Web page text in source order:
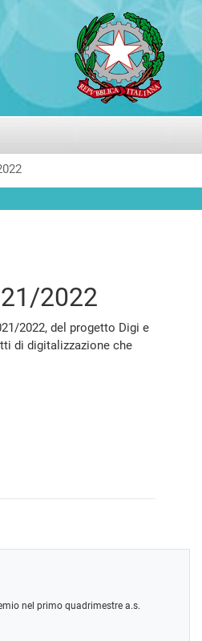
2022
2022, del progetto Digi e
di digitalizzazione che
nel primo quadrimestre a.s.